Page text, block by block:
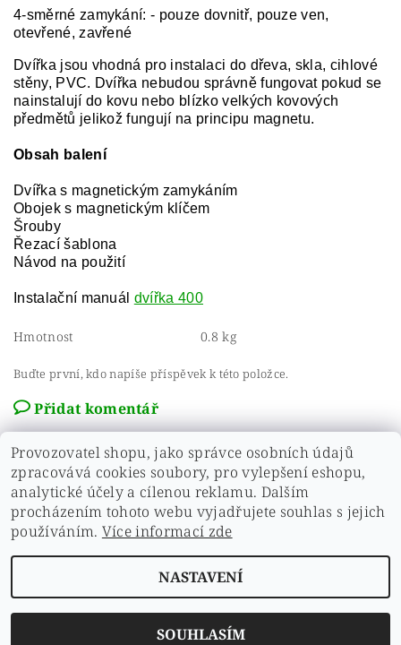
4-směrné zamykání: - pouze dovnitř, pouze ven,
otevřené, zavřené
Dvířka jsou vhodná pro instalaci do dřeva, skla, cihlové
stěny, PVC. Dvířka nebudou správně fungovat pokud se
nainstalují do kovu nebo blízko velkých kovových
předmětů jelikož fungují na principu magnetu.
Obsah balení
Dvířka s magnetickým zamykáním
Obojek s magnetickým klíčem
Šrouby
Řezací šablona
Návod na použití
Instalační manuál dvířka 400
Hmotnost 0.8 kg
Buďte první, kdo napíše příspěvek k této položce.
Přidat komentář
Zobrazit další hodnocení
2026 ©Zdravíčko, všechna práva vyhrazenaUpravit nastavení cookies
Vytvořil Shoptet
Provozovatel shopu, jako správce osobních údajů
zpracovává cookies soubory, pro vylepšení eshopu,
analytické účely a cílenou reklamu. Dalším
procházením tohoto webu vyjadřujete souhlas s jejich
používáním. Více informací zde
NASTAVENÍ
SOUHLASÍM